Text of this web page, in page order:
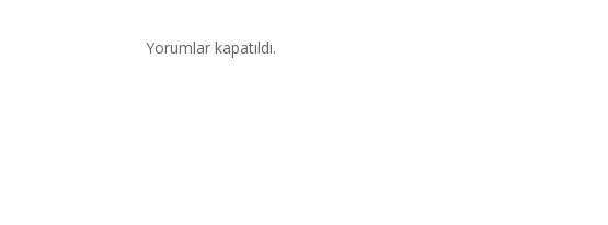
Yorumlar kapatıldı.